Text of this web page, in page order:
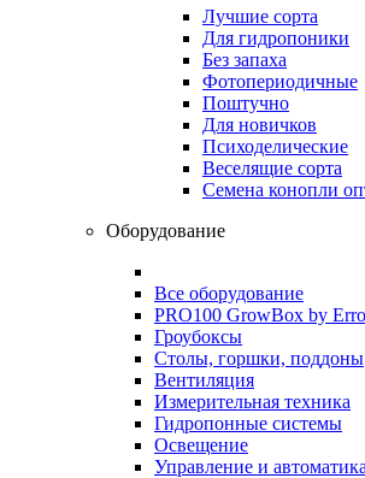
Лучшие сорта
Для гидропоники
Без запаха
Фотопериодичные
Поштучно
Для новичков
Психоделические
Веселящие сорта
Семена конопли
Оборудование
Все оборудование
PRO100 GrowBox by
Гроубоксы
Столы, горшки, поддоны
Вентиляция
Измерительная техника
Гидропонные системы
Освещение
Управление и автоматика